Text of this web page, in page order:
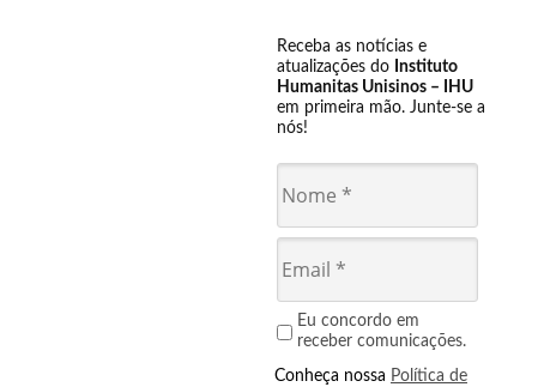
Receba as notícias e
atualizações do Instituto
Humanitas Unisinos – IHU
em primeira mão. Junte-se a
nós!
Eu concordo em
receber comunicações.
Conheça nossa Política de